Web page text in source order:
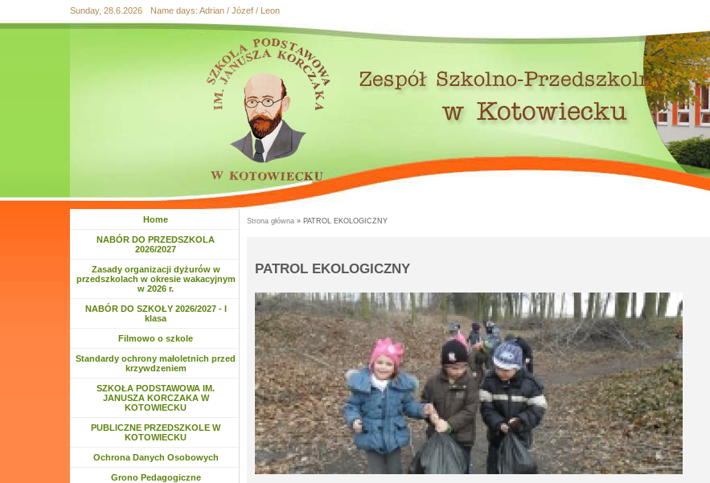
Przejdź
Przejdź do
Przejdź
Przejdź
Przejdź
Sunday, 28.6.2026 Name days: Adrian / Józef / Leon
Home
NABÓR DO PRZEDSZKOLA
2026/2027
Zasady organizacji dyżurów w
przedszkolach w okresie wakacyjnym
w 2026 r.
NABÓR DO SZKOŁY 2026/2027 - I
klasa
Filmowo o szkole
Standardy ochrony małoletnich przed
krzywdzeniem
Rozwiń menu
SZKOŁA PODSTAWOWA IM.
JANUSZA KORCZAKA W
KOTOWIECKU
Rozwiń menu
PUBLICZNE PRZEDSZKOLE W
KOTOWIECKU
Ochrona Danych Osobowych
Grono Pedagogiczne
Strona główna » PATROL EKOLOGICZNY
PATROL EKOLOGICZNY